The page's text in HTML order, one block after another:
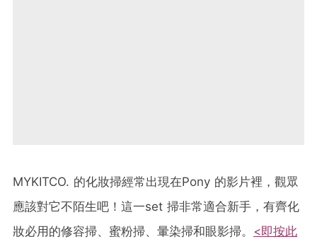
MYKITCO. 的化妝掃經常出現在Pony 的影片裡，觀眾
應該對它不陌生吧！這一set 掃非常適合新手，有齊化
妝必用的修容掃、蜜粉掃、暈染掃和眼影掃。 <即按此